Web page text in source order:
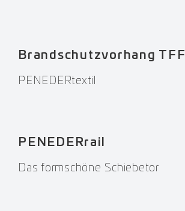
Brandschutzvorhang TFF
PENEDERtextil
PENEDERrail
Das formschöne Schiebetor